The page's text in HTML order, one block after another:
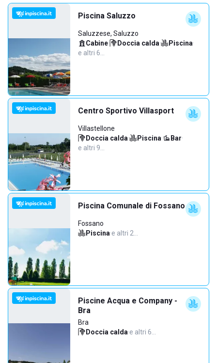
Piscina Saluzzo
Saluzzese, Saluzzo
Cabine· Doccia calda· Piscina·
e altri 6…
Centro Sportivo Villasport
Villastellone
Doccia calda· Piscina· Bar·
e altri 9…
Piscina Comunale di Fossano
Fossano
Piscina·e altri 2…
Piscine Acqua e Company -
Bra
Bra
Doccia calda·e altri 6…